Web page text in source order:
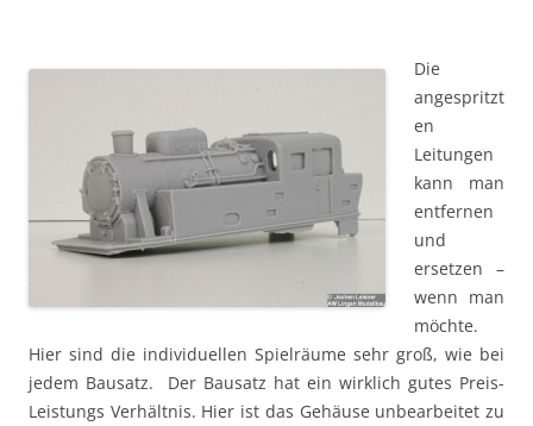
Die
angespritzt
en
Leitungen
kann man
entfernen
und
ersetzen –
wenn man
möchte.
Hier sind die individuellen Spielräume sehr groß, wie bei
jedem Bausatz. Der Bausatz hat ein wirklich gutes Preis-
Leistungs Verhältnis. Hier ist das Gehäuse unbearbeitet zu